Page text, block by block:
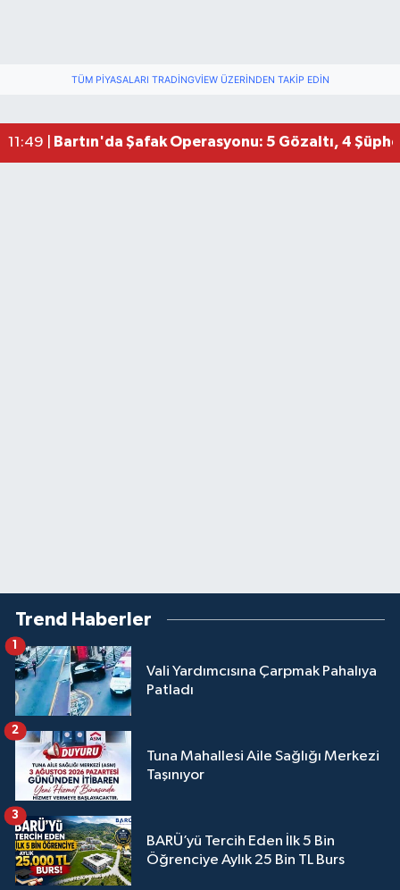
TÜM PIYASALARI TRADINGVIEW ÜZERINDEN TAKIP EDIN
11:49 | Bartın'da Şafak Operasyonu: 5 Gözaltı, 4
Trend Haberler
Vali Yardımcısına Çarpmak Pahalıya
Patladı
1
Tuna Mahallesi Aile Sağlığı Merkezi
Taşınıyor
2
BARÜ’yü Tercih Eden İlk 5 Bin
Öğrenciye Aylık 25 Bin TL Burs
3